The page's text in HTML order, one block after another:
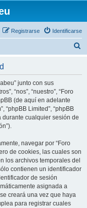
Identificarse
Registrarse
junto con sus
“nos”, “nuestro”, “Foro
(de aquí en adelante
“phpBB Limited”, “phpBB
durante cualquier sesión de
navegar por “Foro
de cookies, las cuales son
los archivos temporales del
contienen un identificador
de sesión
asignada a
creará una vez que haya
para registrar cuales